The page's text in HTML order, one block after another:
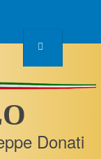
Donati